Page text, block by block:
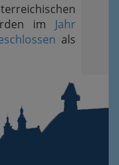
im Jahr
als